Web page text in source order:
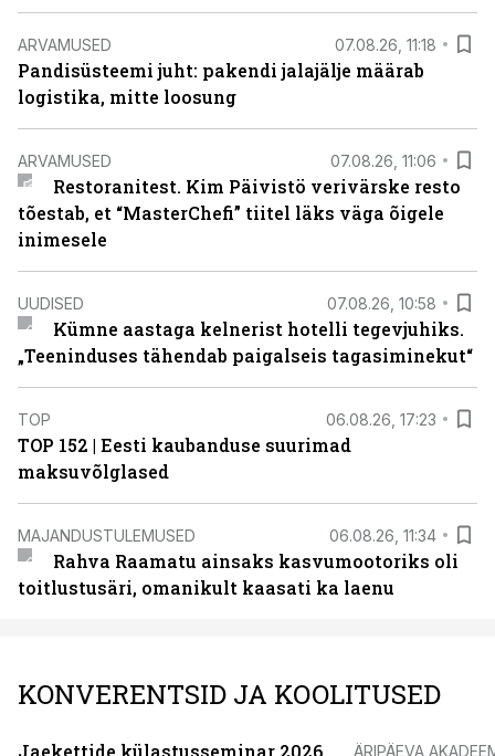
ARVAMUSED 07.08.26, 11:18
Pandisüsteemi juht: pakendi jalajälje määrab
logistika, mitte loosung
ARVAMUSED 07.08.26, 11:06
Restoranitest. Kim Päivistö verivärske resto
tõestab, et “MasterChefi” tiitel läks väga õigele
inimesele
UUDISED 07.08.26, 10:58
Kümne aastaga kelnerist hotelli tegevjuhiks.
„Teeninduses tähendab paigalseis tagasiminekut“
TOP 06.08.26, 17:23
TOP 152 | Eesti kaubanduse suurimad
maksuvõlglased
MAJANDUSTULEMUSED 06.08.26, 11:34
Rahva Raamatu ainsaks kasvumootoriks oli
toitlustusäri, omanikult kaasati ka laenu
KONVERENTSID JA KOOLITUSED
Jaekettide külastusseminar 2026 ÄRIPÄEVA